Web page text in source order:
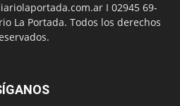
I 02945 69-
La Portada. Todos los derechos